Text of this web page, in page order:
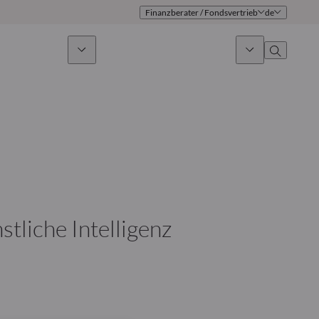
Finanzberater / Fondsvertrieb de
Intelligenz